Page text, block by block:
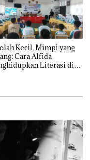
Kecil, Mimpi yang
Cara Alfida
Literasi di